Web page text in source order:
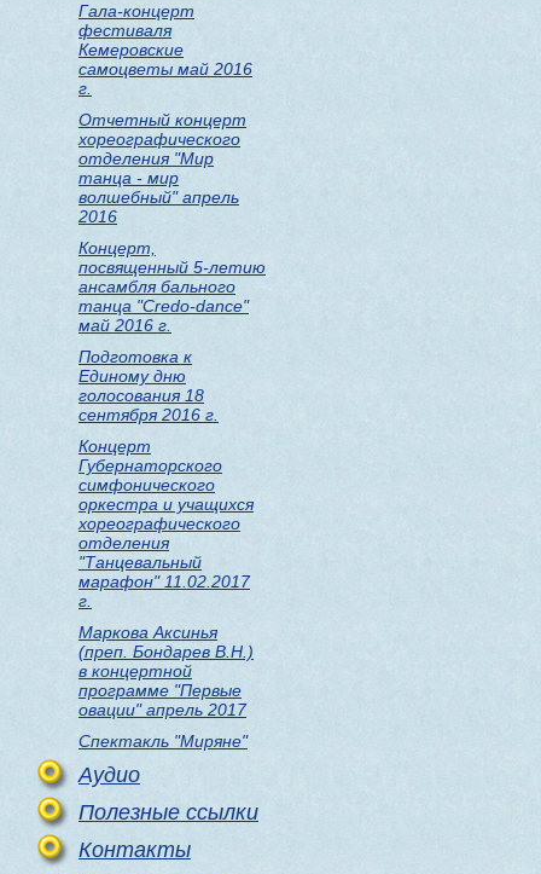
Гала-концерт
фестиваля
Кемеровские
самоцветы май 2016
г.
Отчетный концерт
хореографического
отделения "Мир
танца - мир
волшебный" апрель
2016
Концерт,
посвященный 5-летию
ансамбля бального
танца "Credo-dance"
май 2016 г.
Подготовка к
Единому дню
голосования 18
сентября 2016 г.
Концерт
Губернаторского
симфонического
оркестра и учащихся
хореографического
отделения
"Танцевальный
марафон" 11.02.2017
г.
Маркова Аксинья
(преп. Бондарев В.Н.)
в концертной
программе "Первые
овации" апрель 2017
Спектакль "Миряне"
Аудио
Полезные ссылки
Контакты